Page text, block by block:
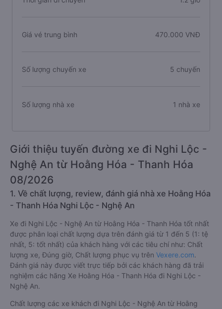
Giá vé trung bình 470.000 VNĐ
Số lượng chuyến xe 5 chuyến
Số lượng nhà xe 1 nhà xe
Giới thiệu tuyến đường xe đi Nghi Lộc -
Nghệ An từ Hoằng Hóa - Thanh Hóa
08/2026
1. Về chất lượng, review, đánh giá nhà xe Hoằng Hóa
- Thanh Hóa Nghi Lộc - Nghệ An
Xe đi Nghi Lộc - Nghệ An từ Hoằng Hóa - Thanh Hóa tốt nhất
được phân loại chất lượng dựa trên đánh giá từ 1 đến 5 (1: tệ
nhất, 5: tốt nhất) của khách hàng với các tiêu chí như: Chất
lượng xe, Đúng giờ, Chất lượng phục vụ trên Vexere.com.
Đánh giá này được viết trực tiếp bởi các khách hàng đã trải
nghiệm các hãng Xe Hoằng Hóa - Thanh Hóa đi Nghi Lộc -
Nghệ An.
Chất lượng các xe khách đi Nghi Lộc - Nghệ An từ Hoằng